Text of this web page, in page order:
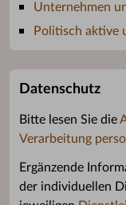
Unternehmen
Politisch aktive
Datenschutz
Bitte lesen Sie die
Verarbeitung
Ergänzende
der individuellen